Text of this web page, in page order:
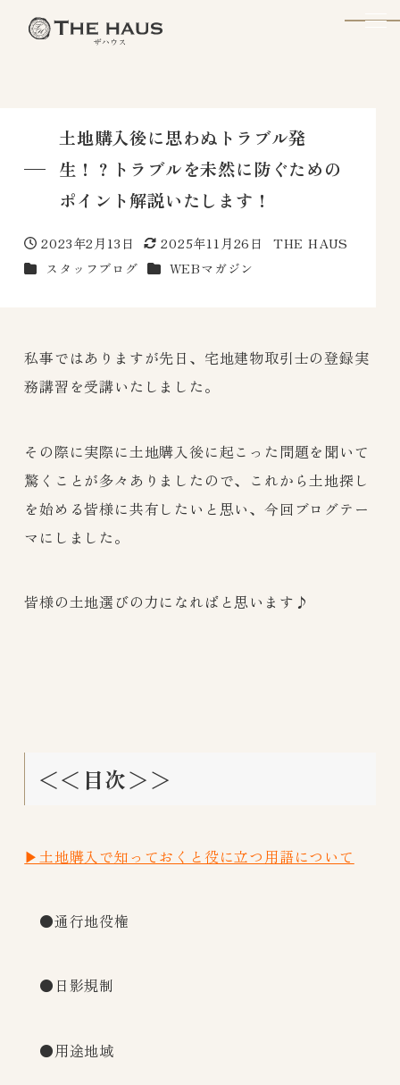
土地購入後に思わぬトラブル発
生！？トラブルを未然に防ぐための
ポイント解説いたします！
投稿日
2023年2月13日
更新日
2025年11月26日
著
THE HAUS
カテゴリー
スタッフブログ カテゴリー
WEBマガジン
私事ではありますが先日、宅地建物取引士の登録実
務講習を受講いたしました。
その際に実際に土地購入後に起こった問題を聞いて
驚くことが多々ありましたので、これから土地探し
を始める皆様に共有したいと思い、今回ブログテー
マにしました。
皆様の土地選びの力になればと思います♪
＜＜目次＞＞
▶土地購入で知っておくと役に立つ用語について
●通行地役権
●日影規制
●用途地域